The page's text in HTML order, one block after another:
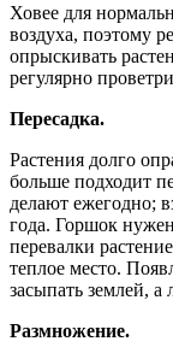
Ховее для
воздуха, поэтому
опрыскивать
регулярно
Пересадка.
Растения долго
больше подходит
делают ежегодно;
года. Горшок
перевалки
теплое место.
засыпать землей,
Размножение.